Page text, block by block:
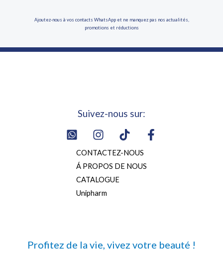
Ajoutez-nous à vos contacts WhatsApp et ne manquez pas nos actualités,
promotions et réductions
Suivez-nous sur:
CONTACTEZ-NOUS
Á PROPOS DE NOUS
CATALOGUE
Unipharm
Profitez de la vie, vivez votre beauté !